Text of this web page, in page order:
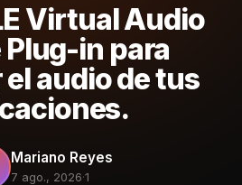
Virtual Audio
Plug-in para
audio de tus
Mariano Reyes
7 ago., 2026·1